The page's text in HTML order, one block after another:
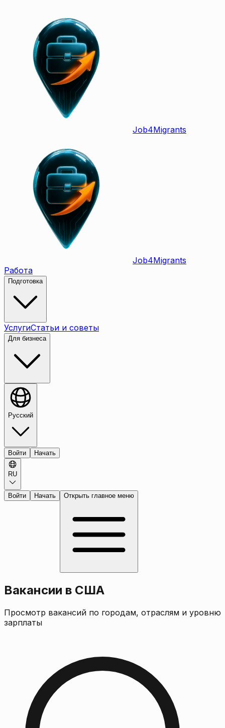
Job4Migrants
Job4Migrants
Работа
Подготовка
УслугиСтатьи и советы
Для бизнеса
Русский
Войти Начать
RU
Войти Начать Открыть главное меню
Вакансии в США
Просмотр вакансий по городам, отраслям и уровню
зарплаты